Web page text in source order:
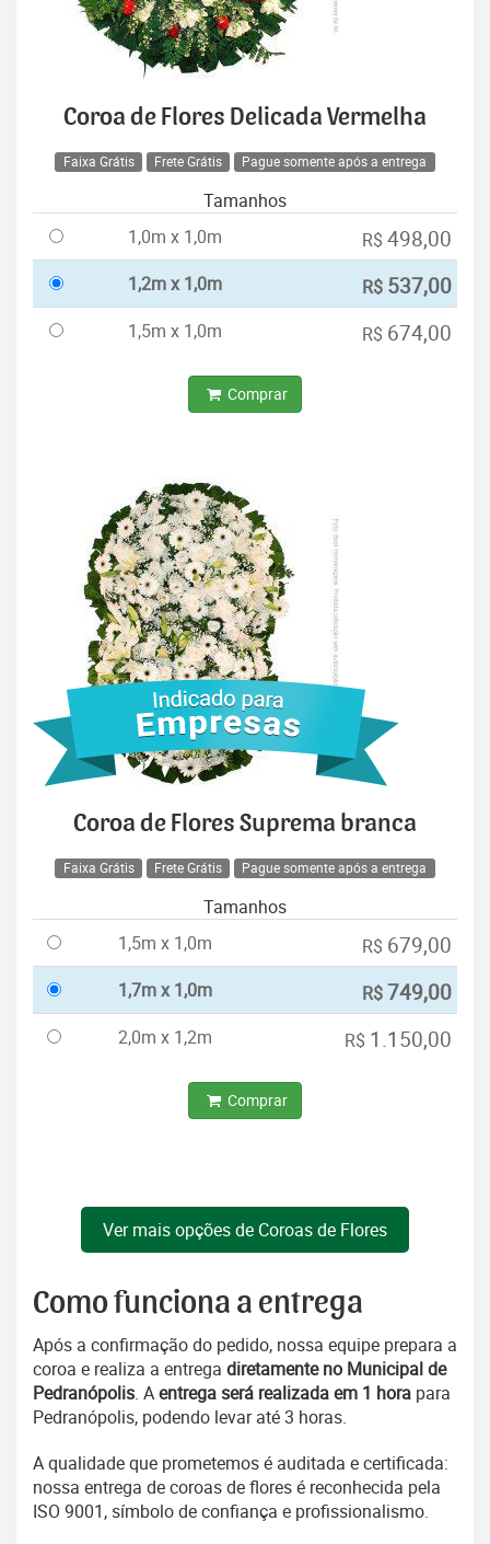
Coroa de Flores Delicada Vermelha
Faixa Grátis Frete Grátis Pague somente após a entrega
Tamanhos
1,0m x 1,0m
R$ 498,00
1,2m x 1,0m R$ 537,00
1,5m x 1,0m R$ 674,00
Comprar
Coroa de Flores Suprema branca
Faixa Grátis Frete Grátis Pague somente após a entrega
Tamanhos
1,5m x 1,0m
R$ 679,00
1,7m x 1,0m R$749,00
2,0m x 1,2m R$ 1.150,00
Comprar
Ver mais opções de Coroas de Flores
Como funciona a entrega
Após a confirmação do pedido, nossa equipe prepara a
coroa e realiza a entrega diretamente no Municipal de
Pedranópolis. Aentrega será realizada em 1 hora para
Pedranópolis, podendo levar até 3 horas.
A qualidade que prometemos é auditada e certificada:
nossa entrega de coroas de flores é reconhecida pela
ISO 9001, símbolo de confiança e profissionalismo.